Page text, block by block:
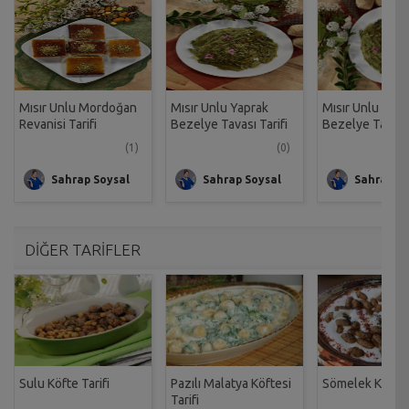
Mısır Unlu Mordoğan
Revanisi Tarifi
(1)
Sahrap Soysal
Mısır Unlu Yaprak
Bezelye Tavası Tarifi
(0)
Sahrap Soysal
Mısır Unlu
Bezelye Tarifi
Sahrap
DİĞER TARİFLER
Sulu Köfte Tarifi
Pazılı Malatya Köftesi
Tarifi
Sömelek Köfte